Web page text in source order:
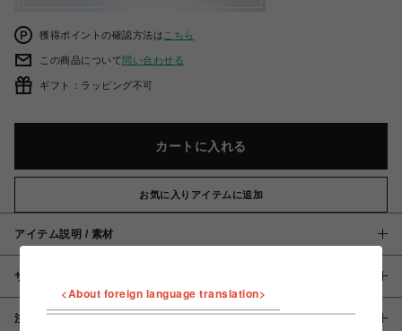
獲得ポイントの確認方法は こちら
この商品について問い合わせる
ギフト：ラッピング不可
カートに入れる
お気に入りアイテムに追加
アイテム説明 / 素材
サイズ
注意事項
<About foreign language translation>